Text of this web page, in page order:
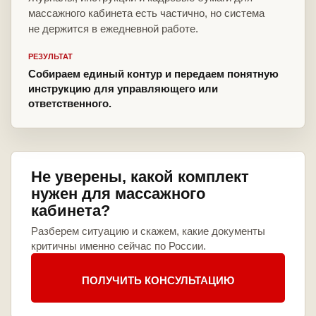
массажного кабинета есть частично, но система
не держится в ежедневной работе.
РЕЗУЛЬТАТ
Собираем единый контур и передаем понятную
инструкцию для управляющего или
ответственного.
Не уверены, какой комплект
нужен для массажного
кабинета?
Разберем ситуацию и скажем, какие документы
критичны именно сейчас по России.
ПОЛУЧИТЬ КОНСУЛЬТАЦИЮ